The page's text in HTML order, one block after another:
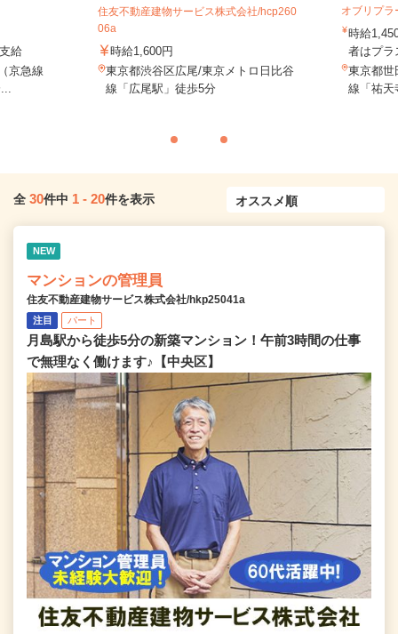
給
京急線
住友不動産建物サービス株式会社/hcp260
06a
時給1,600円
東京都渋谷区広尾/東京メトロ日比谷
線「広尾駅」徒歩5分
オブリプ
時給
者はプラ
東京都世
線「祐天
全 30件中 1 - 20件を表示
NEW
マンションの管理員
住友不動産建物サービス株式会社/hkp25041a
注目 パート
月島駅から徒歩5分の新築マンション！午前3時間の仕事
で無理なく働けます♪【中央区】